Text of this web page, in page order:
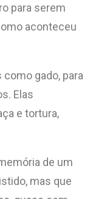
para serem
aconteceu
gado, para
Elas
e tortura,
de um
mas que